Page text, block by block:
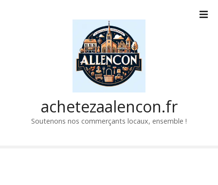
achetezaalencon.fr
Soutenons nos commerçants locaux, ensemble !